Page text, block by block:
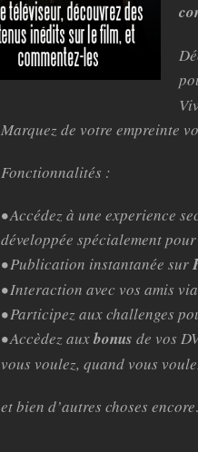
Marquez de votre empreinte
Fonctionnalités :
• Accédez à une experience
développée spécialement
• Publication instantanée sur
• Interaction avec vos amis
• Participez aux challenges
• Accèdez auxbonus de vos
vous voulez, quand vous
et bien d’autres choses